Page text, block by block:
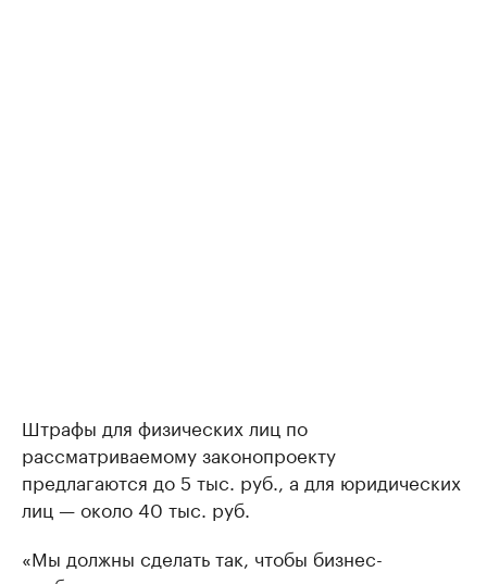
Штрафы для физических лиц по
рассматриваемому законопроекту
предлагаются до 5 тыс. руб., а для юридических
лиц — около 40 тыс. руб.
«Мы должны сделать так, чтобы бизнес-